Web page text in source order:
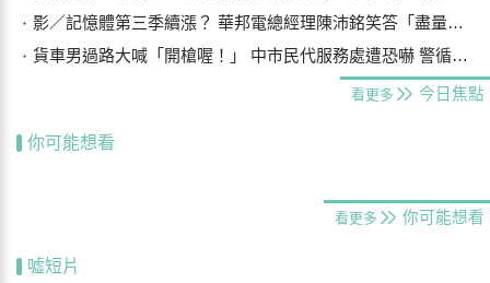
影／記憶體第三季續漲？ 華邦電總經理陳沛銘笑答「盡量不要漲太多」
貨車男過路大喊「開槍喔！」 中市民代服務處遭恐嚇 警循線追緝
看更多 今日焦點
你可能想看
看更多 你可能想看
噓短片